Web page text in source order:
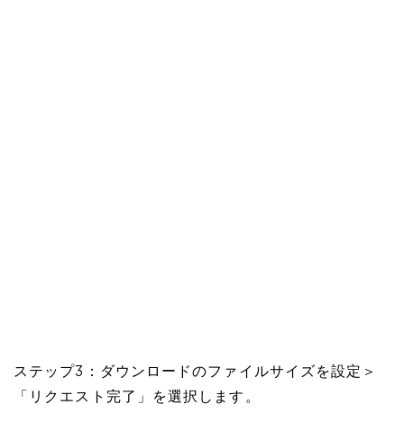
ステップ3：ダウンロードのファイルサイズを設定＞
「リクエスト完了」を選択します。